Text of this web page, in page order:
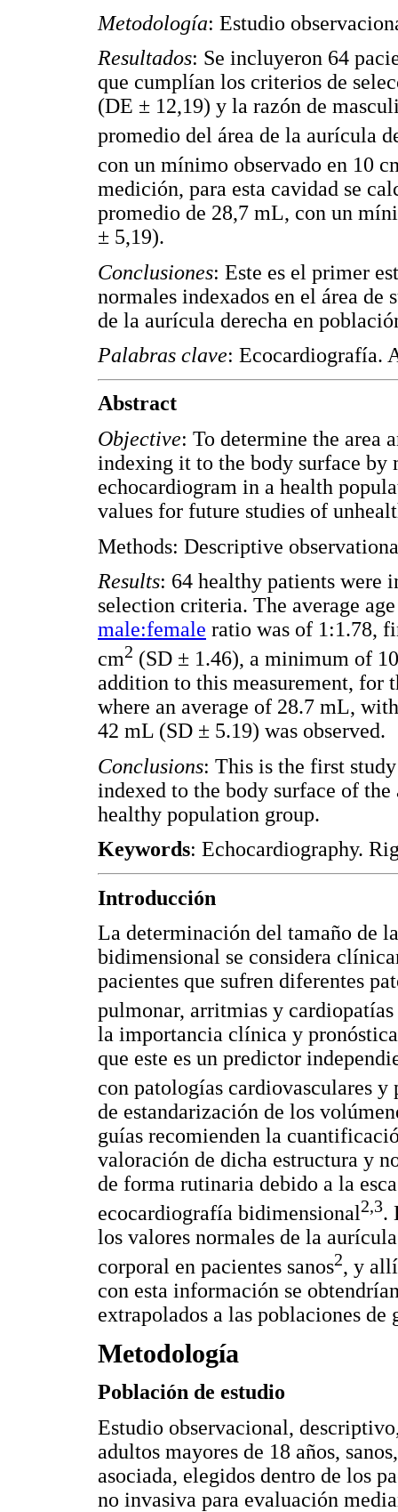
Metodología: Estudio
Resultados: Se incluyeron 64
que cumplían los criterios de
(DE ± 12,19) y la razón de
promedio del área de la aurícula
con un mínimo observado en 10
medición, para esta cavidad se
promedio de 28,7 mL, con un
± 5,19).
Conclusiones: Este es el primer
normales indexados en el área
de la aurícula derecha en
Palabras clave: Ecocardiografía.
Abstract
Objective: To determine the area
indexing it to the body surface by
echocardiogram in a health
values for future studies of
Methods: Descriptive
Results: 64 healthy patients were
selection criteria. The average
male:female ratio was of 1:1.78,
cm2 (SD ± 1.46), a minimum of
addition to this measurement, for
where an average of 28.7 mL,
42 mL (SD ± 5.19) was observed.
Conclusions: This is the first
indexed to the body surface of
healthy population group.
Keywords: Echocardiography.
Introducción
La determinación del tamaño de
bidimensional se considera
pacientes que sufren diferentes
pulmonar, arritmias y cardiopatías
la importancia clínica y
que este es un predictor
con patologías cardiovasculares y
de estandarización de los
guías recomienden la
valoración de dicha estructura y
de forma rutinaria debido a la
ecocardiografía bidimensional 2,3.
los valores normales de la
corporal en pacientes sanos2, y
con esta información se
extrapolados a las poblaciones de
Metodología
Población de estudio
Estudio observacional,
adultos mayores de 18 años,
asociada, elegidos dentro de los
no invasiva para evaluación